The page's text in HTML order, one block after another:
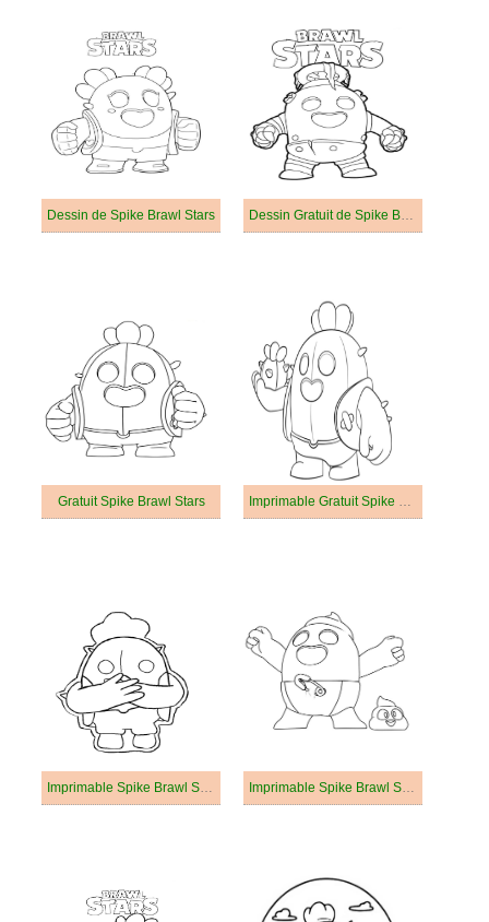
Dessin de Spike Brawl Stars Dessin Gratuit de Spike Brawl Stars
Gratuit Spike Brawl Stars Imprimable Gratuit Spike Brawl Stars
Imprimable Spike Brawl Stars Pour les Enfants Imprimable Spike Brawl Stars